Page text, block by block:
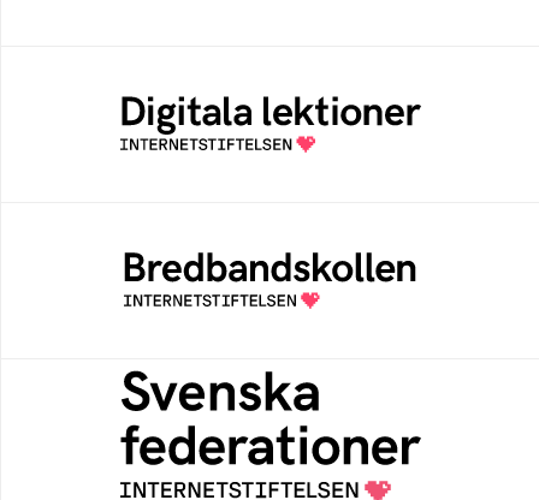
Öppen digital lärresurs med färdiga lektioner
för alla stadier i grundskolan
Bredbandskollen är ett oberoende
konsumentverktyg som drivs av
Internetstiftelsen
Svenska federationer
Grunden för medlemskap i en sektors- eller
kontextspecifik federation